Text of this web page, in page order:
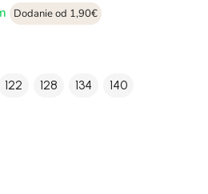
Dodanie od 1,90€
122 128 134 140